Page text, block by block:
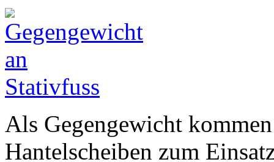
Als Gegengewicht
Hantelscheiben zum